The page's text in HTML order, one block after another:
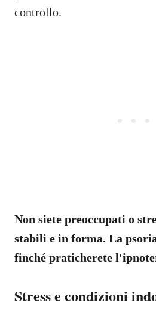
controllo.
Non siete preoccupati o
stabili e in forma. La
finché praticherete
Stress e condizioni